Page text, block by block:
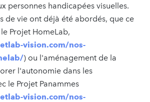
personnes handicapées visuelles.
de vie ont déjà été abordés, que ce
Projet HomeLab,
vision.com/nos-
) ou l'aménagement de la
l'autonomie dans les
le Projet Panammes
vision.com/nos-